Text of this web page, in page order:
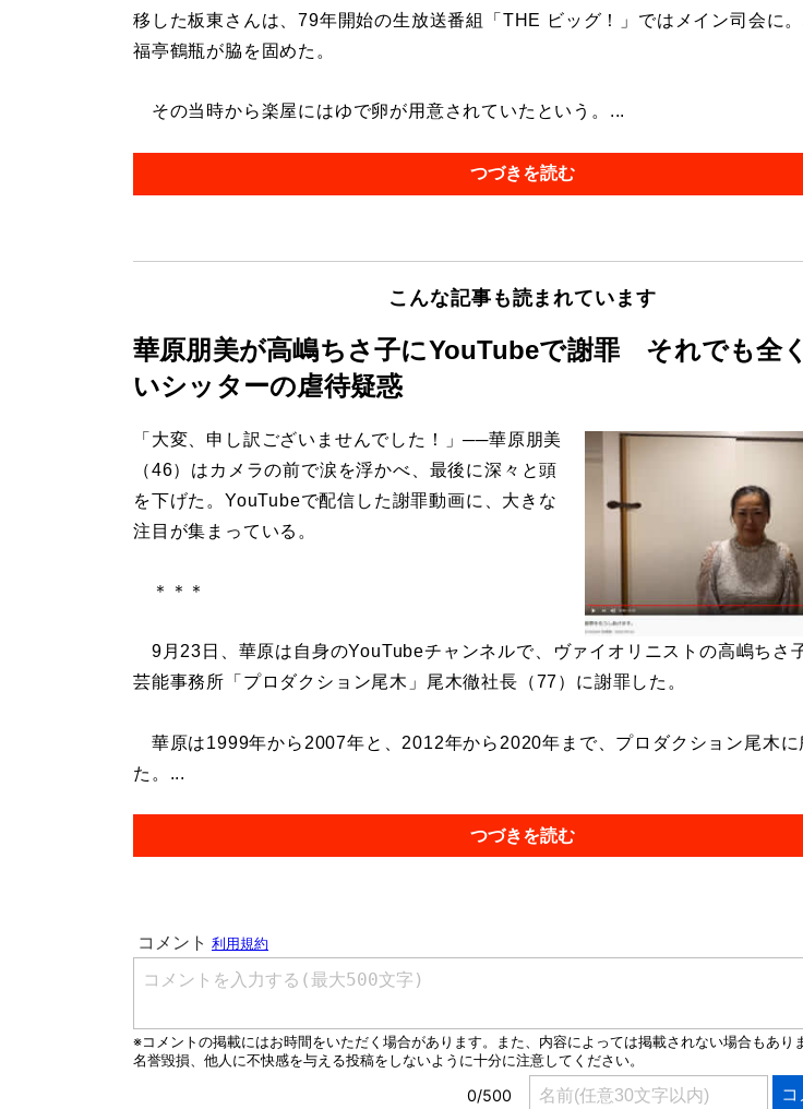
移した板東さんは、79年開始の生放送番組「THE ビッグ！」ではメイン司会に
福亭鶴瓶が脇を固めた。
その当時から楽屋にはゆで卵が用意されていたという。...
つづきを読む
こんな記事も読まれています
華原朋美が高嶋ちさ子にYouTubeで謝罪 それでも全
いシッターの虐待疑惑
「大変、申し訳ございませんでした！」──華原朋美
（46）はカメラの前で涙を浮かべ、最後に深々と頭
を下げた。YouTubeで配信した謝罪動画に、大きな
注目が集まっている。
＊＊＊
9月23日、華原は自身のYouTubeチャンネルで、ヴァイオリニストの高嶋ちさ
芸能事務所「プロダクション尾木」尾木徹社長（77）に謝罪した。
華原は1999年から2007年と、2012年から2020年まで、プロダクション尾木に
た。...
つづきを読む